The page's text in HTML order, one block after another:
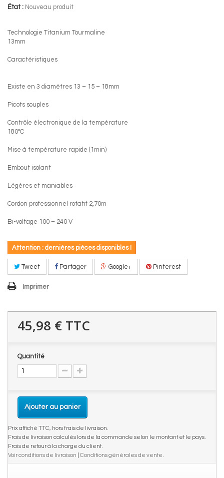
État : Nouveau produit
Technologie Titanium Tourmaline
13mm
Caractéristiques
Existe en 3 diamètres 13 – 15 – 18mm
Picots souples
Contrôle électronique de la température
180°C
Mise à température rapide (1min)
Embout isolant
Légères et maniables
Cordon professionnel rotatif 2,70m
Bi-voltage 100 – 240 V
Attention : dernières pièces disponibles !
Tweet Partager Google+ Pinterest
Imprimer
45,98 € TTC
Quantité
Ajouter au panier
Prix affiché TTC, hors frais de livraison.
Frais de livraison calculés lors de la commande selon le montant et le pays.
Frais de retour à la charge du client.
Voir conditions de livraison
Conditions générales de vente